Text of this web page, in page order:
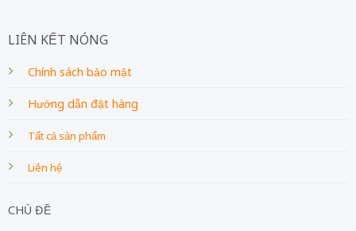
LIÊN KẾT NÓNG
Chính sách bảo mật
Hướng dẫn đặt hàng
Tất cả sản phẩm
Liên hệ
CHỦ ĐỀ